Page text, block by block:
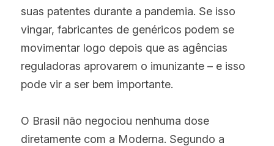
suas patentes durante a pandemia. Se isso
vingar, fabricantes de genéricos podem se
movimentar logo depois que as agências
reguladoras aprovarem o imunizante – e isso
pode vir a ser bem importante.
O Brasil não negociou nenhuma dose
diretamente com a Moderna. Segundo a